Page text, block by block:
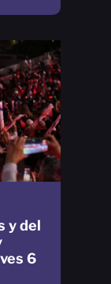
y del
6